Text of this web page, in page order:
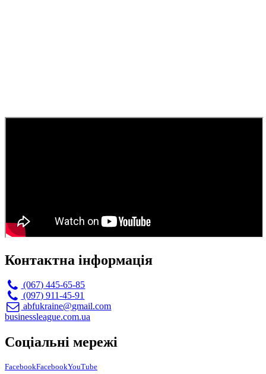
Контактна інформація
(067) 445-65-85
(097) 911-45-91
abfukraine@gmail.com
businessleague.com.ua
Соціальні мережі
FacebookFacebookYouTube